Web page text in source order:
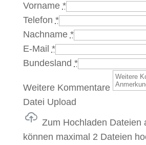
Vorname *
Telefon *
Nachname *
E-Mail *
Bundesland *
Weitere Kommentare
Datei Upload
Zum Hochladen Dateien
können maximal 2 Dateien